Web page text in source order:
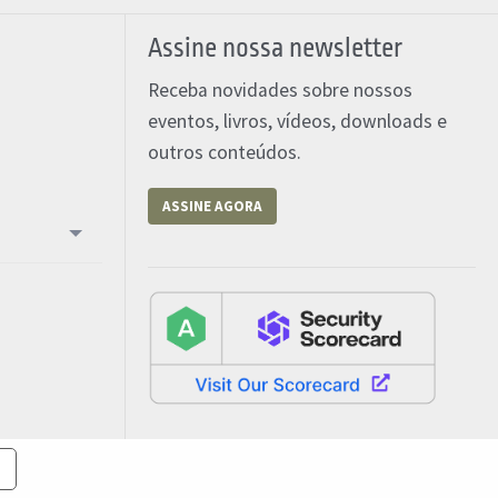
Assine nossa newsletter
Receba novidades sobre nossos
eventos, livros, vídeos, downloads e
outros conteúdos.
ASSINE AGORA